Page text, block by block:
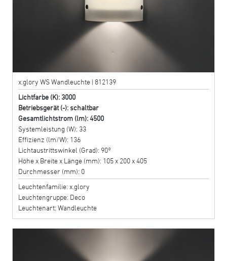
x.glory WS Wandleuchte | 812139
Lichtfarbe (K): 3000
Betriebsgerät (-): schaltbar
Gesamtlichtstrom (lm): 4500
Systemleistung (W): 33
Effizienz (lm/W): 136
Lichtaustrittswinkel (Grad): 90°
Höhe x Breite x Länge (mm): 105 x 200 x 405
Durchmesser (mm): 0
Leuchtenfamilie: x.glory
Leuchtengruppe: Deco
Leuchtenart: Wandleuchte